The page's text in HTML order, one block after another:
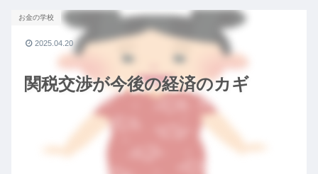
関税交渉が今後の経済のカギ
お金の学校
2025.04.20